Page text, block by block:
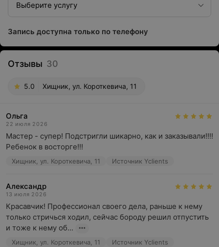
Выберите услугу
Запись доступна только по телефону
Отзывы 30
5.0 Хищник, ул. Короткевича, 11
Ольга
22 июля 2026
Мастер - супер! Подстригли шикарно, как и заказывали!!!!
Ребенок в восторге!!!
Хищник, ул. Короткевича, 11 Источник Yclients
Александр
13 июля 2026
Красавчик! Профессионал своего дела, раньше к нему
только стричься ходил, сейчас бороду решил отпустить
и тоже к нему об...
Хищник, ул. Короткевича, 11 Источник Yclients